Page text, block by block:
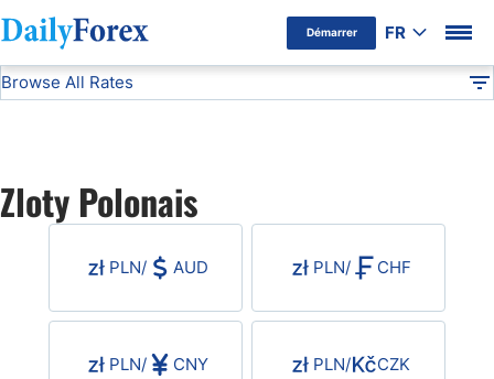
Démarrer FR
Avertissement Publicitaire
Browse All Rates
USD/JPY
GBP/USD
Zloty Polonais
PLN/ AUD PLN/ CHF
PLN/ CNY PLN/ CZK